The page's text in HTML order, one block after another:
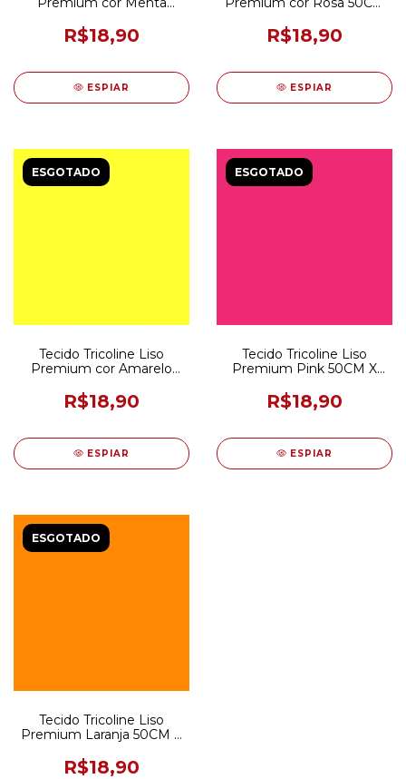
R$18,90
ESPIAR
R$18,90
ESPIAR
ESGOTADO
Tecido Tricoline Liso
Premium cor Amarelo
R$18,90
ESPIAR
ESGOTADO
Tecido Tricoline Liso
Premium Pink 50CM X
R$18,90
ESPIAR
ESGOTADO
Tecido Tricoline Liso
Premium Laranja 50CM X
R$18,90